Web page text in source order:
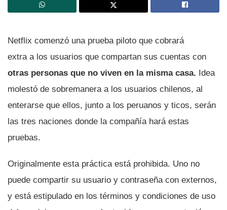
Netflix comenzó una prueba piloto que cobrará
extra a los usuarios que compartan sus cuentas con
otras personas que no viven en la misma casa. Idea
molestó de sobremanera a los usuarios chilenos, al
enterarse que ellos, junto a los peruanos y ticos, serán
las tres naciones donde la compañía hará estas
pruebas.
Originalmente esta práctica está prohibida. Uno no
puede compartir su usuario y contraseña con externos,
y está estipulado en los términos y condiciones de uso